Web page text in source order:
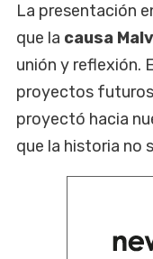
La presentación
que la causa
unión y reflexión.
proyectos
proyectó hacia
que la historia no